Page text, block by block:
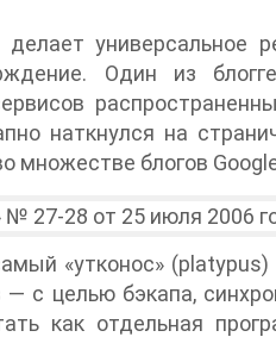
универсальное
Один из
наткнулся на
множестве блогов
«утконос»
— с целью бэкапа,
как отдельная